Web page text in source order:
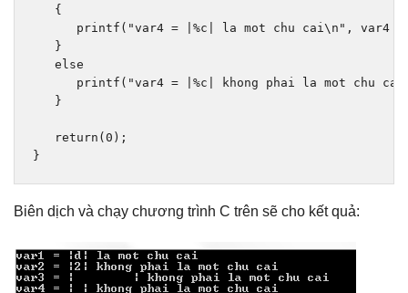
{
      printf
( "var4 = |%c| la mot chu cai\n" , var4
}
else
      printf
( "var4 = |%c| khong phai la mot chu
}
return ( 0 );
}
Biên dịch và chạy chương trình C trên sẽ cho kết quả: